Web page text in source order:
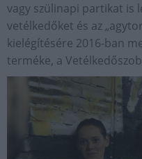
vagy szülinapi partikat is
vetélkedőket és az
kielégítésére 2016-ban
terméke, a